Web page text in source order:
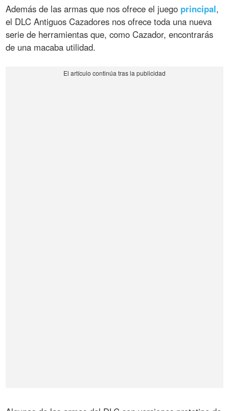
Además de las armas que nos ofrece el juego principal,
el DLC Antiguos Cazadores nos ofrece toda una nueva
serie de herramientas que, como Cazador, encontrarás
de una macaba utilidad.